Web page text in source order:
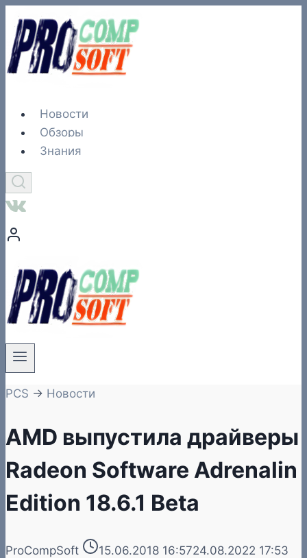
Перейти
содержимому
Новости
Обзоры
Знания
PCS → Новости
AMD выпустила драйверы
Radeon Software Adrenalin
Edition 18.6.1 Beta
ProCompSoft 15.06.2018 16:5724.08.2022 17:53